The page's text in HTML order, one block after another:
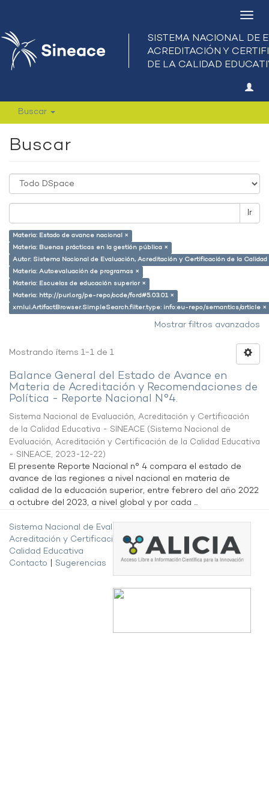
Buscar
Buscar
Ir
Materia: Estado de avance nacional ×
Materia: Buenas prácticas en la gestión pública ×
Autor: Sistema Nacional de Evaluación, Acreditación y Certificación de la
Materia: Autoevaluación de programas ×
Materia: Escuelas de educación superior ×
Materia: http://purl.org/pe-repo/ocde/ford#5.03.01 ×
xmlui.ArtifactBrowser.SimpleSearch.filter.type: info:eu-repo/semantics/article ×
Mostrar filtros avanzados
Mostrando ítems 1-1 de 1
Balance General del Estado de Avance en
Materia de Acreditación y Recomendaciones de
Política - Reporte Nacional N°4.
Sistema Nacional de Evaluación, Acreditación y Certificación
de la Calidad Educativa - SINEACE (Sistema Nacional de
Evaluación, Acreditación y Certificación de la Calidad Educativa
- SINEACE, 2023-12-22)
El presente Reporte Nacional n° 4 compara el estado de
avance de las regiones a nivel nacional en materia de
calidad de la educación superior, entre febrero del año 2022
a octubre del 2023, a nivel global y por cada ...
Sistema Nacional de Evaluación,
Acreditación y Certificación de la
Calidad Educativa
Contacto
Sugerencias